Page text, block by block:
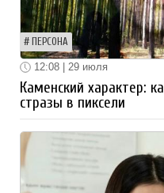
ПЕРСОНА
12:08 | 29 июля
Каменский характер:
стразы в пиксели